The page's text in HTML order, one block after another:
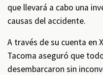
que llevará a cabo una
causas del accidente.
A través de su cuenta en
Tacoma aseguró que
desembarcaron sin